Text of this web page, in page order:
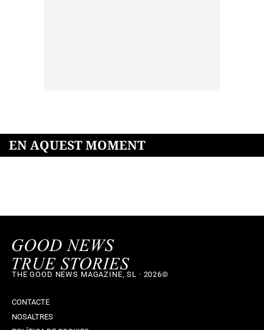
EN AQUEST MOMENT
THE GOOD NEWS MAGAZINE, SL · 2026©
CONTACTE
NOSALTRES